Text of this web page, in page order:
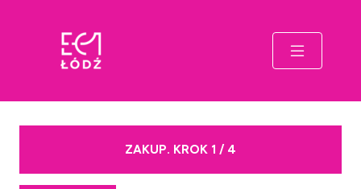
ZAKUP. KROK 1 / 4